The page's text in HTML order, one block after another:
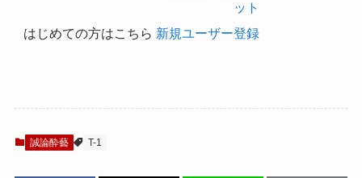
ット
はじめての方はこちら 新規ユーザー登録
誠論酔藝 T-1